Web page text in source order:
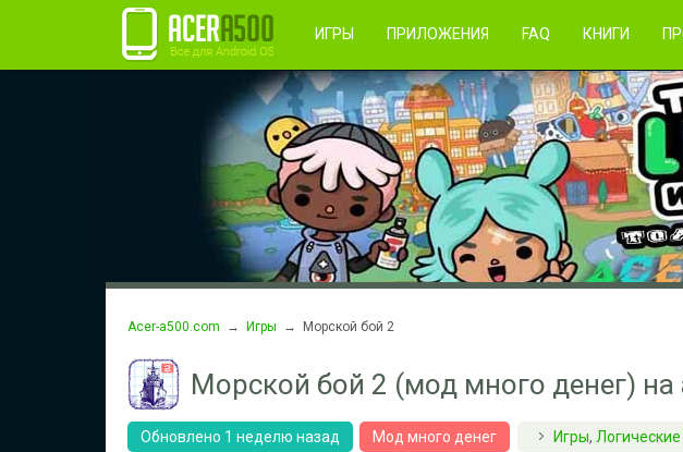
Регистрация Правила пользования Возникли проблемы?
ИГРЫ ПРИЛОЖЕНИЯ FAQ КНИГИ
Acer-a500.com → Игры → Морской бой 2
Морской бой 2 (мод много денег)
Обновлено 1 неделю назад Мод много денег Игры,